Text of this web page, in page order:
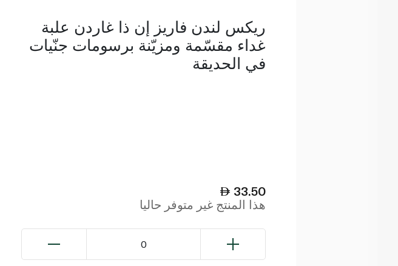
ريكس لندن فاريز إن ذا غاردن علبة
غداء مقسّمة ومزيّنة برسومات جنّيات
في الحديقة
33.50
هذا المنتج غير متوفر حاليا
0